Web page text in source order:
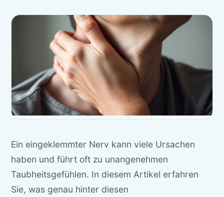
Ein eingeklemmter Nerv kann viele Ursachen
haben und führt oft zu unangenehmen
Taubheitsgefühlen. In diesem Artikel erfahren
Sie, was genau hinter diesen